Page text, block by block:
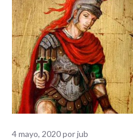
4 mayo, 2020porjub